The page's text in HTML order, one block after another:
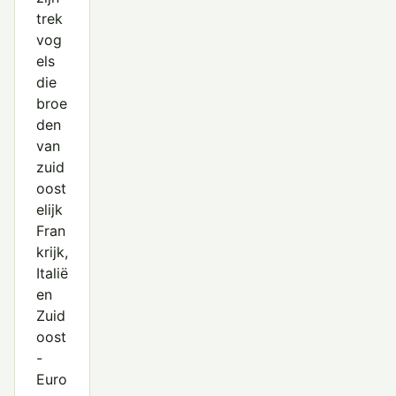
trek
vog
els
die
broe
den
van
zuid
oost
elijk
Fran
krijk,
Italië
en
Zuid
oost
-
Euro